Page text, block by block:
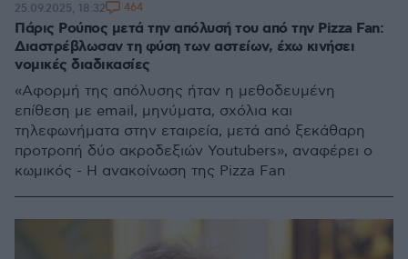
Πάρις Ρούπος μετά την απόλυσή του από την Pizza Fan:
Διαστρέβλωσαν τη φύση των αστείων, έχω κινήσει
νομικές διαδικασίες
«Aφορμή της απόλυσης ήταν η μεθοδευμένη
επίθεση με email, μηνύματα, σχόλια και
τηλεφωνήματα στην εταιρεία, μετά από ξεκάθαρη
προτροπή δύο ακροδεξιών Youtubers», αναφέρει ο
κωμικός - H ανακοίνωση της Pizza Fan
25.09.2025, 18:32 464